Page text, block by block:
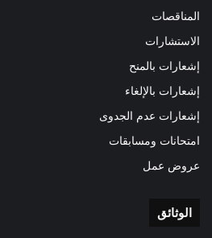
المناقصات
الاستشارات
إشعارات بالمنح
إشعارات بالإلغاء
إشعارات عدم الجدوى
امتحانات ومسابقات
عروض عمل
الوثائق